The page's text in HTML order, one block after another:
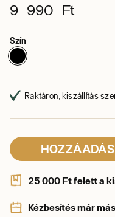
9 990 Ft
Szín
Raktáron, kiszállítás
25 000 Ft felett a
Kézbesítés már